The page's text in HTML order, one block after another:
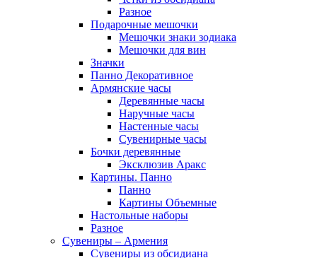
Разное
Подарочные мешочки
Мешочки знаки зодиака
Мешочки для вин
Значки
Панно Декоративное
Армянские часы
Деревянные часы
Наручные часы
Настенные часы
Сувенирные часы
Бочки деревянные
Эксклюзив Аракс
Картины. Панно
Панно
Картины Объемные
Настольные наборы
Разное
Сувениры – Армения
Сувениры из обсидиана